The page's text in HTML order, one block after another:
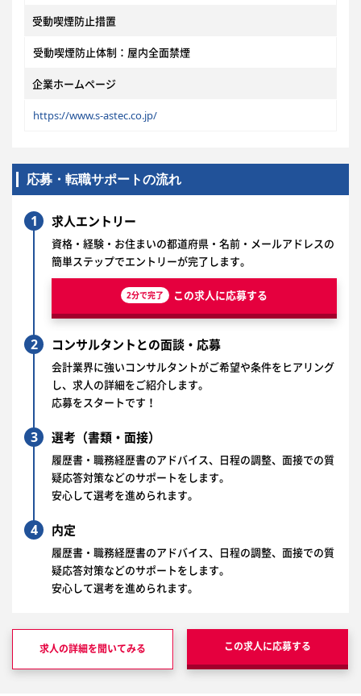
受動喫煙防止措置
受動喫煙防止体制：屋内全面禁煙
企業ホームページ
https://www.s-astec.co.jp/
応募・転職サポートの流れ
1 求人エントリー
資格・経験・お住まいの都道府県・名前・メールアドレスの
簡単ステップでエントリーが完了します。
2分で完了 この求人に応募する
2 コンサルタントとの面談・応募
会計業界に強いコンサルタントがご希望や条件をヒアリング
し、求人の詳細をご紹介します。
応募をスタートです！
3 選考（書類・面接）
履歴書・職務経歴書のアドバイス、日程の調整、面接での質
疑応答対策などのサポートをします。
安心して選考を進められます。
4 内定
履歴書・職務経歴書のアドバイス、日程の調整、面接での質
疑応答対策などのサポートをします。
安心して選考を進められます。
求人の詳細を聞いてみる この求人に応募する